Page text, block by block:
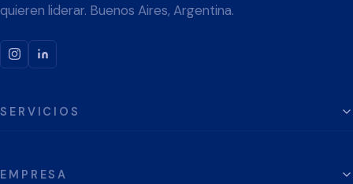
quieren liderar. Buenos Aires, Argentina.
SERVICIOS
EMPRESA